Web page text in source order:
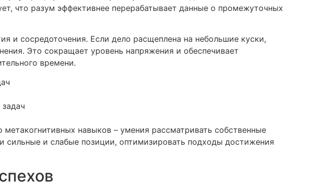
что разум эффективнее перерабатывает данные о промежуточных
и сосредоточения. Если дело расщеплена на небольшие куски,
Это сокращает уровень напряжения и обеспечивает
времени.
навыков – умения рассматривать собственные
сильные и слабые позиции, оптимизировать подходы достижения